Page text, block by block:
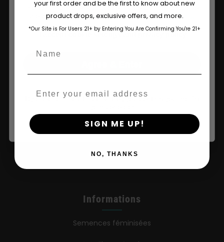
Boutique
Shop US
Informations
Semences féminisées
The content and products of our website is reserved for
those of legal age.Please see Terms & Conditions.
age_gapI accept cookie settings and privacy policy
By clicking AGREE & ENTER, you confirm you are 18
your first order and be the first to know about new
product drops, exclusive offers, and more.
*Our Site is For Users 21+ by Entering You Are Confirming You're 21+
SIGN ME UP!
NO, THANKS